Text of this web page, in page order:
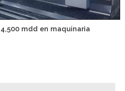
mdd en maquinaria